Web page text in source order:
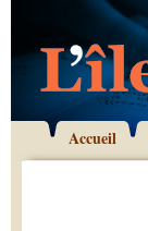
Accueil